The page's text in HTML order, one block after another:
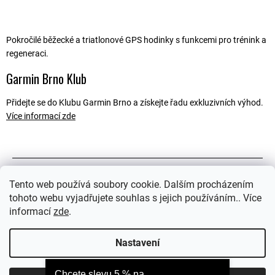
Tento web používá soubory cookie. Dalším procházením
tohoto webu vyjadřujete souhlas s jejich používáním.. Více
informací zde.
Nastavení
Pokročilé běžecké a triatlonové GPS hodinky s funkcemi pro trénink a
regeneraci.
Garmin Brno Klub
Přidejte se do Klubu Garmin Brno a získejte řadu exkluzivních výhod.
Více informací zde
Související soubory (2)